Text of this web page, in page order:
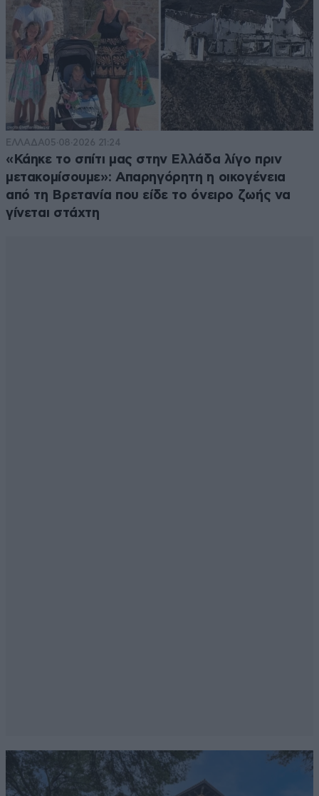
ΕΛΛΑΔΑ05·08·2026 21:24
«Κάηκε το σπίτι μας στην Ελλάδα λίγο πριν
μετακομίσουμε»: Απαρηγόρητη η οικογένεια
από τη Βρετανία που είδε το όνειρο ζωής να
γίνεται στάχτη